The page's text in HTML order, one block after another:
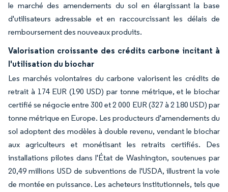
le marché des amendements du sol en élargissant la base
d'utilisateurs adressable et en raccourcissant les délais de
remboursement des nouveaux produits.
Valorisation croissante des crédits carbone incitant à
l'utilisation du biochar
Les marchés volontaires du carbone valorisent les crédits de
retrait à 174 EUR (190 USD) par tonne métrique, et le biochar
certifié se négocie entre 300 et 2 000 EUR (327 à 2 180 USD) par
tonne métrique en Europe. Les producteurs d'amendements du
sol adoptent des modèles à double revenu, vendant le biochar
aux agriculteurs et monétisant les retraits certifiés. Des
installations pilotes dans l'État de Washington, soutenues par
20,49 millions USD de subventions de l'USDA, illustrent la voie
de montée en puissance. Les acheteurs institutionnels, tels que